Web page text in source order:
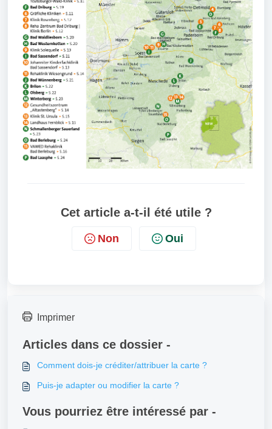
Cet article a-t-il été utile ?
Non Oui
Imprimer
Articles dans ce dossier -
Comment dois-je créditer/attribuer la carte ?
Puis-je adapter ou modifier la carte ?
Vous pourriez être intéressé par -